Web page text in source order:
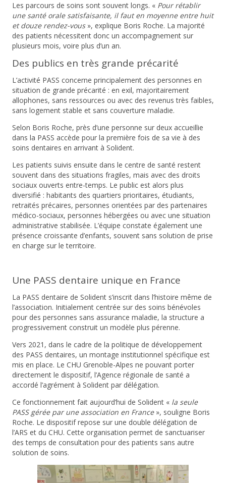
Les parcours de soins sont souvent longs. « Pour rétablir
une santé orale satisfaisante, il faut en moyenne entre huit
et douze rendez-vous», explique Boris Roche. La majorité
des patients nécessitent donc un accompagnement sur
plusieurs mois, voire plus d’un an.
Des publics en très grande précarité
L’activité PASS concerne principalement des personnes en
situation de grande précarité : en exil, majoritairement
allophones, sans ressources ou avec des revenus très faibles,
sans logement stable et sans couverture maladie.
Selon Boris Roche, près d’une personne sur deux accueillie
dans la PASS accède pour la première fois de sa vie à des
soins dentaires en arrivant à Solident.
Les patients suivis ensuite dans le centre de santé restent
souvent dans des situations fragiles, mais avec des droits
sociaux ouverts entre-temps. Le public est alors plus
diversifié : habitants des quartiers prioritaires, étudiants,
retraités précaires, personnes orientées par des partenaires
médico-sociaux, personnes hébergées ou avec une situation
administrative stabilisée. L’équipe constate également une
présence croissante d’enfants, souvent sans solution de prise
en charge sur le territoire.
Une PASS dentaire unique en France
La PASS dentaire de Solident s’inscrit dans l’histoire même de
l’association. Initialement centrée sur des soins bénévoles
pour des personnes sans assurance maladie, la structure a
progressivement construit un modèle plus pérenne.
Vers 2021, dans le cadre de la politique de développement
des PASS dentaires, un montage institutionnel spécifique est
mis en place. Le CHU Grenoble-Alpes ne pouvant porter
directement le dispositif, l’Agence régionale de santé a
accordé l’agrément à Solident par délégation.
Ce fonctionnement fait aujourd’hui de Solident « la seule
PASS gérée par une association en France », souligne Boris
Roche. Le dispositif repose sur une double délégation de
l’ARS et du CHU. Cette organisation permet de sanctuariser
des temps de consultation pour des patients sans autre
solution de soins.